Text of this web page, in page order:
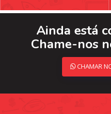
Ainda está
Chame-nos
CHAMAR